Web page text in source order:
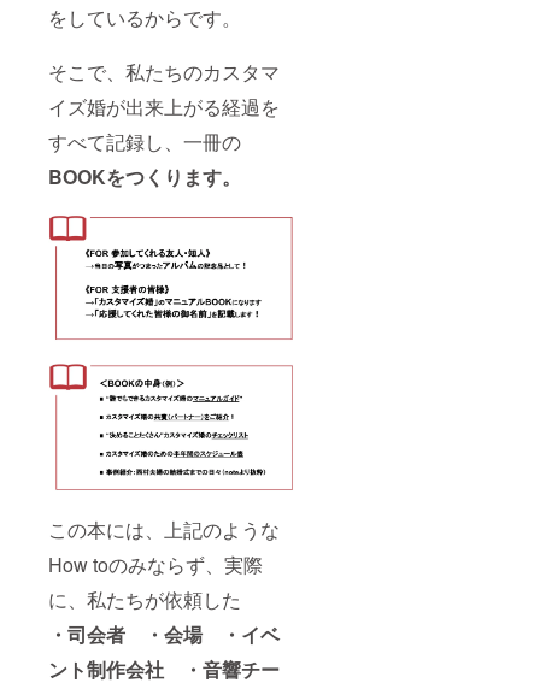
をしているからです。
そこで、私たちのカスタマ
イズ婚が出来上がる経過を
すべて記録し、一冊の
BOOKをつくります。
この本には、上記のような
How toのみならず、実際
に、私たちが依頼した
・司会者 ・会場 ・イベ
ント制作会社 ・ 音響チー